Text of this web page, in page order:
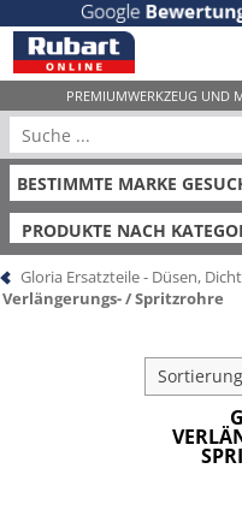
PRODUKTE NACH
Gloria Ersatzteile - Düsen,
Verlängerungs- / Spritzrohre